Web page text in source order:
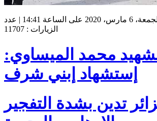
زووم تونيزيا | الجمعة، 6 مارس، 2020 على الساعة 14:41 | عدد
الزيارات : 11707
محمد الميساوي:
إستشهاد إبني شرف
تدين بشدة التفجير